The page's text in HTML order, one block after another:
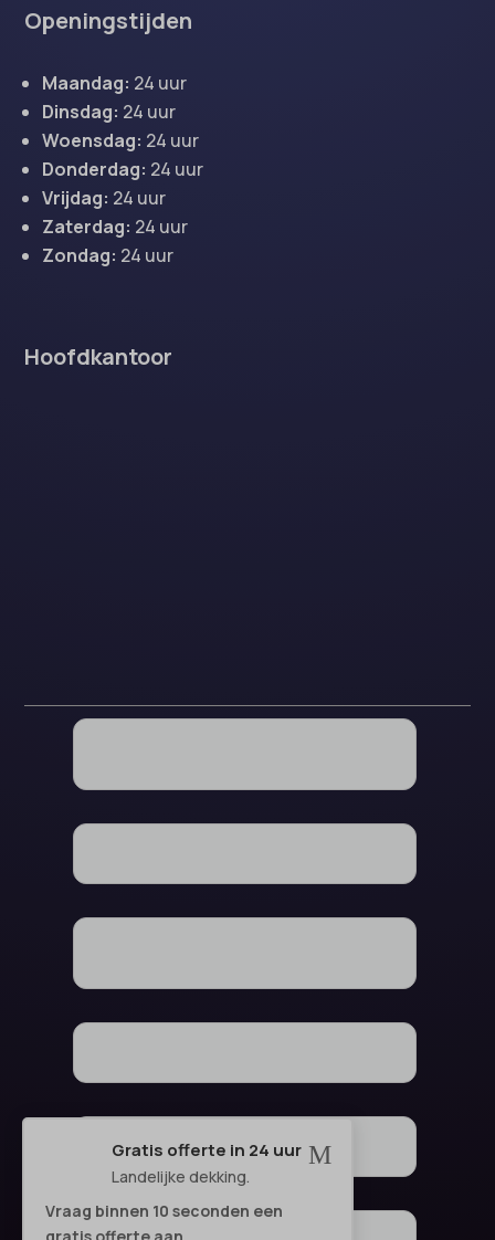
M
Gratis offerte in 24 uur
Landelijke dekking.
Vraag binnen 10 seconden een
Openingstijden
Maandag: 24 uur
Dinsdag: 24 uur
Woensdag: 24 uur
Donderdag: 24 uur
Vrijdag: 24 uur
Zaterdag: 24 uur
Zondag: 24 uur
Hoofdkantoor